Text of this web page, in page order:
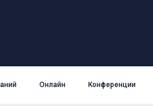
Онлайн Конференции